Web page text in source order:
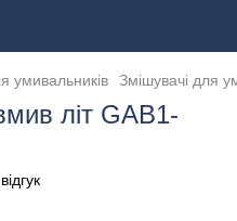
умивальників Змішувачі для
літ GAB1-